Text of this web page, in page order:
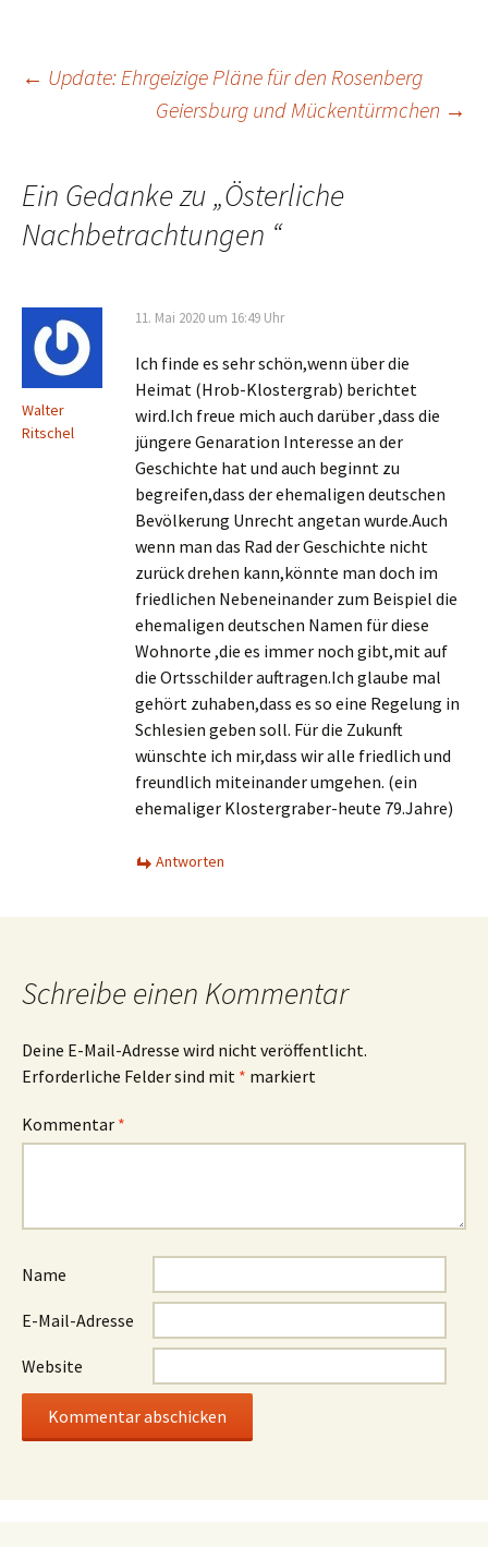
Beitrags-
← Update: Ehrgeizige Pläne für den Rosenberg
Geiersburg und Mückentürmchen →
Ein Gedanke zu „Österliche
Nachbetrachtungen “
Walter
Ritschel
11. Mai 2020 um 16:49 Uhr
Ich finde es sehr schön,wenn über die
Heimat (Hrob-Klostergrab) berichtet
wird.Ich freue mich auch darüber ,dass die
jüngere Genaration Interesse an der
Geschichte hat und auch beginnt zu
begreifen,dass der ehemaligen deutschen
Bevölkerung Unrecht angetan wurde.Auch
wenn man das Rad der Geschichte nicht
zurück drehen kann,könnte man doch im
friedlichen Nebeneinander zum Beispiel die
ehemaligen deutschen Namen für diese
Wohnorte ,die es immer noch gibt,mit auf
die Ortsschilder auftragen.Ich glaube mal
gehört zuhaben,dass es so eine Regelung in
Schlesien geben soll. Für die Zukunft
wünschte ich mir,dass wir alle friedlich und
freundlich miteinander umgehen. (ein
ehemaliger Klostergraber-heute 79.Jahre)
Antworten
Schreibe einen Kommentar
Deine E-Mail-Adresse wird nicht veröffentlicht.
Erforderliche Felder sind mit * markiert
Kommentar *
Name
E-Mail-Adresse
Website